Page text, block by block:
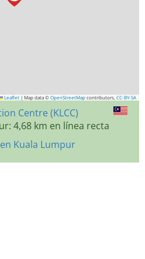
Leaflet | Map data © OpenStreetMap contributors, CC-BY-SA
Centre (KLCC)
4,68 km en línea recta
Kuala Lumpur